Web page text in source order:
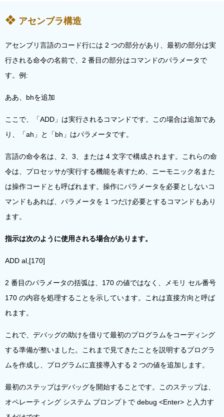
アセンブラ構造
アセンブリ言語のコード行には 2 つの部分があり、最初の部分は実
行される命令の名前で、2 番目の部分はコマンドのパラメータで
す。例:
ああ、bhを追加
ここで、「ADD」は実行されるコマンドです。この場合は追加であ
り、「ah」と「bh」はパラメータです。
言語の命令名は、2、3、または 4 文字で構成されます。これらの命
令は、プロセッサが実行する機能を表すため、ニーモニック名また
は操作コードとも呼ばれます。操作にパラメータを必要としないコ
マンドもあれば、パラメータを 1 つだけ必要とするコマンドもあり
ます。
指示は次のように使用される場合があります。
ADD al,[170]
2 番目のパラメータの括弧は、170 の値ではなく、メモリ セル番号
170 の内容を処理することを示しています。これは直接方向と呼ば
れます。
これで、デバッグの助けを借りて最初のプログラムをコーディング
する準備が整いました。これまで見てきたことを説明するプログラ
ムを作成し、プログラムに直接導入する 2 つの値を追加します。
最初のステップはデバッグを開始することです。このステップは、
オペレーティング システム プロンプトで debug <Enter> と入力す